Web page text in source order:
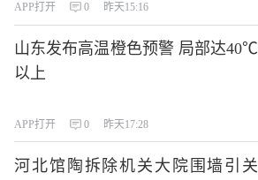
APP打开 0 昨天15:16
山东发布高温橙色预警 局部达40℃
以上
APP打开 0 昨天17:28
河北馆陶拆除机关大院围墙引关